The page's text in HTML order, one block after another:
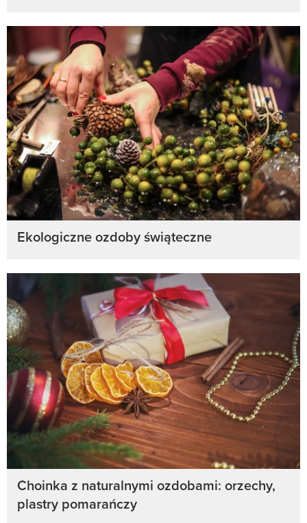
Ekologiczne ozdoby świąteczne
Choinka z naturalnymi ozdobami: orzechy,
plastry pomarańczy